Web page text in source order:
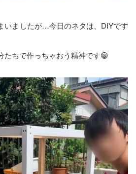
いましたが…今日のネタは、DIYです
たちで作っちゃおう精神です😁